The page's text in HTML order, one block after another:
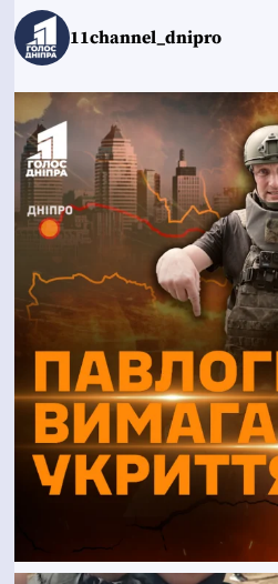
11channel_dnipro